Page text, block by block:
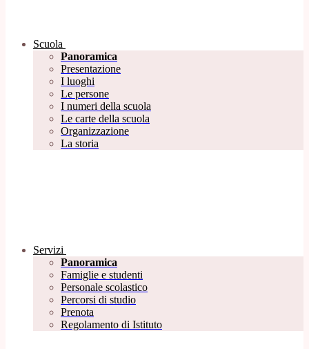
Scuola
Panoramica
Presentazione
I luoghi
Le persone
I numeri della scuola
Le carte della scuola
Organizzazione
La storia
Servizi
Panoramica
Famiglie e studenti
Personale scolastico
Percorsi di studio
Prenota
Regolamento di Istituto